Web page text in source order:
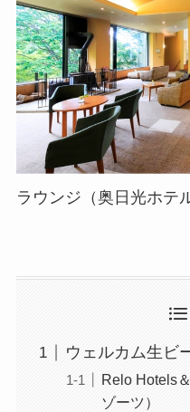
ラウンジ（奥日光ホテ
ウェルカム生
Relo Hotels
ゾーツ）